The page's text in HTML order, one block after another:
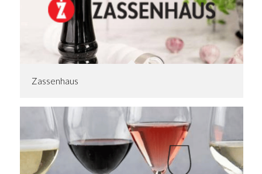
Zassenhaus